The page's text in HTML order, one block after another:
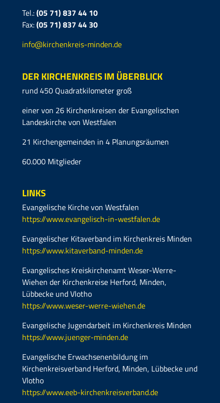
Tel.:(05 71) 837 44 10
Fax:(05 71)837 44 30
info@kirchenkreis-minden.de
DER KIRCHENKREIS IM ÜBERBLICK
rund 450 Quadratkilometer groß
einer von 26 Kirchenkreisen der Evangelischen
Landeskirche von Westfalen
21 Kirchengemeinden in 4 Planungsräumen
60.000 Mitglieder
LINKS
Evangelische Kirche von Westfalen
https://www.evangelisch-in-westfalen.de
Evangelischer Kitaverband im Kirchenkreis Minden
https://www.kitaverband-minden.de
Evangelisches Kreiskirchenamt Weser-Werre-
Wiehen der Kirchenkreise Herford, Minden,
Lübbecke und Vlotho
https://www.weser-werre-wiehen.de
Evangelische Jugendarbeit im Kirchenkreis Minden
https://www.juenger-minden.de
Evangelische Erwachsenenbildung im
Kirchenkreisverband Herford, Minden, Lübbecke und
Vlotho
https://www.eeb-kirchenkreisverband.de